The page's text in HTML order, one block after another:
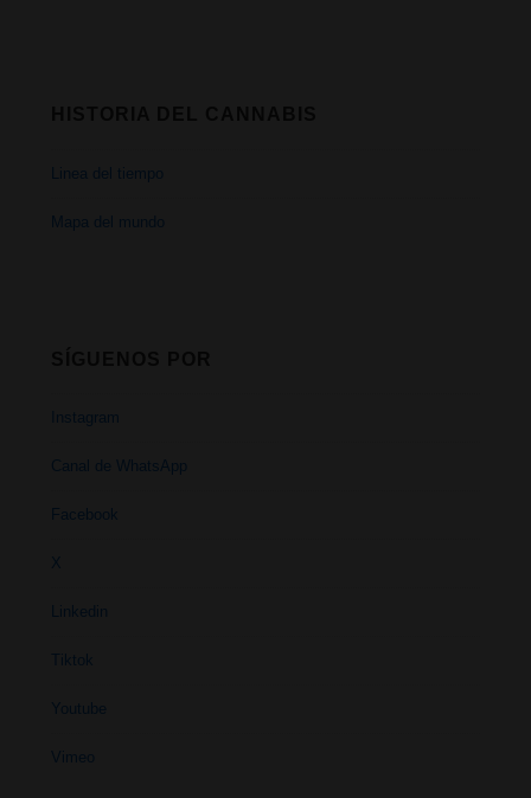
Linea del tiempo
Mapa del mundo
Instagram
Canal de WhatsApp
Facebook
X
Linkedin
Tiktok
Youtube
Vimeo